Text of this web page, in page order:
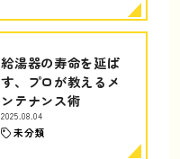
給湯器の寿命を延ば
す、プロが教えるメ
ンテナンス術
2025.08.04
未分類